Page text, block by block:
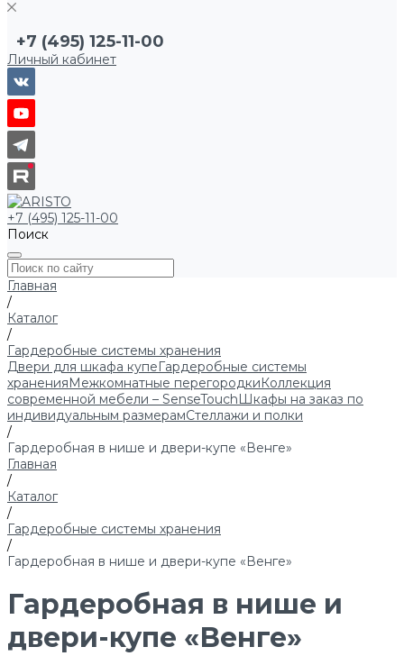
+7 (495) 125-11-00
Личный кабинет
+7 (495) 125-11-00
Поиск
Главная
/
Каталог
/
Гардеробные системы хранения
Двери для шкафа купеГардеробные системы
храненияМежкомнатные перегородкиКоллекция
современной мебели – SenseTouchШкафы на заказ по
индивидуальным размерамСтеллажи и полки
/
Гардеробная в нише и двери-купе «Венге»
Главная
/
Каталог
/
Гардеробные системы хранения
/
Гардеробная в нише и двери-купе «Венге»
Гардеробная в нише и
двери-купе «Венге»